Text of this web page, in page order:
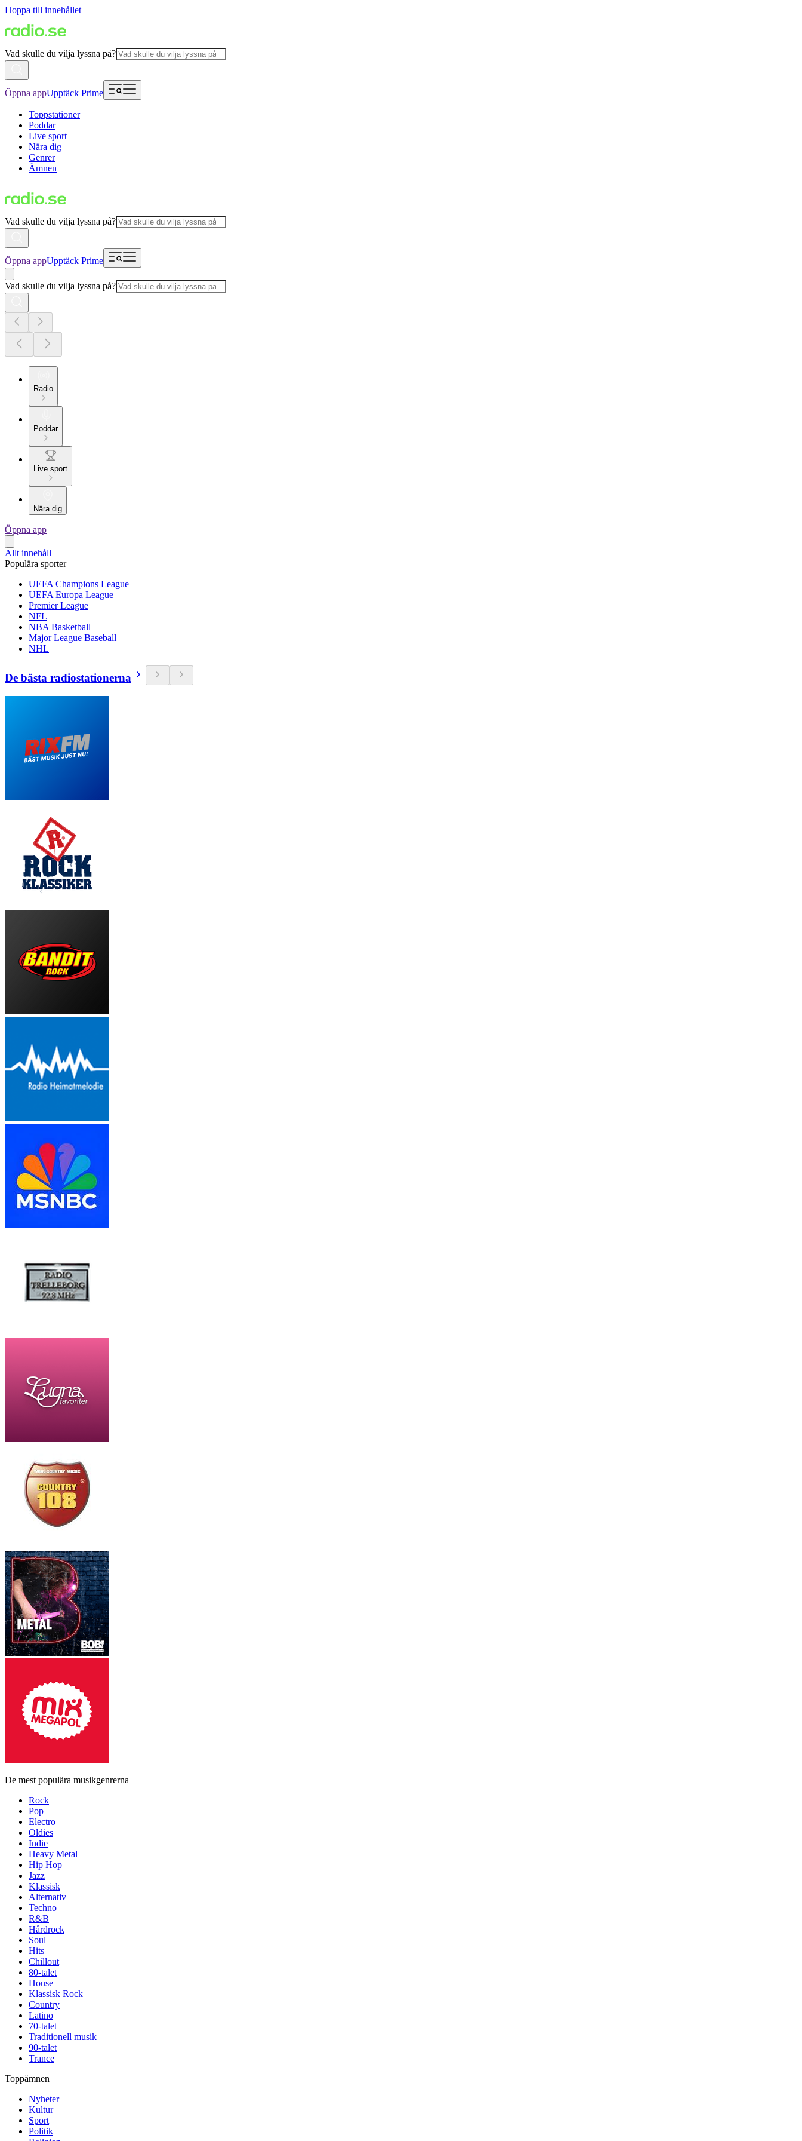
Hoppa till innehållet
Vad skulle du vilja lyssna på?
Öppna appUpptäck Prime
Toppstationer
Poddar
Live sport
Nära dig
Genrer
Ämnen
Vad skulle du vilja lyssna på?
Öppna appUpptäck Prime
Vad skulle du vilja lyssna på?
Radio
Poddar
Live sport
Nära dig
Öppna app
Allt innehåll
Populära sporter
UEFA Champions League
UEFA Europa League
Premier League
NFL
NBA Basketball
Major League Baseball
NHL
De bästa radiostationerna
De mest populära musikgenrerna
Rock
Pop
Electro
Oldies
Indie
Heavy Metal
Hip Hop
Jazz
Klassisk
Alternativ
Techno
R&B
Hårdrock
Soul
Hits
Chillout
80-talet
House
Klassisk Rock
Country
Latino
70-talet
Traditionell musik
90-talet
Trance
Toppämnen
Nyheter
Kultur
Sport
Politik